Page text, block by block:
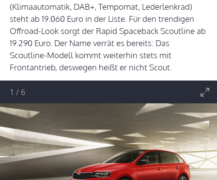
(Klimaautomatik, DAB+, Tempomat, Lederlenkrad)
steht ab 19.060 Euro in der Liste. Für den trendigen
Offroad-Look sorgt der Rapid Spaceback Scoutline ab
19.290 Euro. Der Name verrät es bereits: Das
Scoutline-Modell kommt weiterhin stets mit
Frontantrieb, deswegen heißt er nicht Scout.
1 / 6